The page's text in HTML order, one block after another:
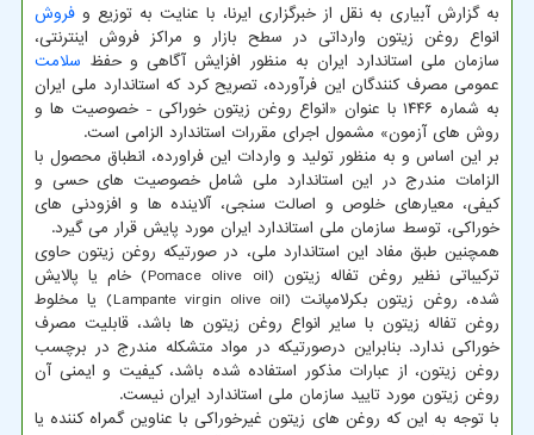
به گزارش آبیاری به نقل از خبرگزاری ایرنا، با عنایت به توزیع و فروش
انواع روغن زیتون وارداتی در سطح بازار و مراکز فروش اینترنتی،
سازمان ملی استاندارد ایران به منظور افزایش آگاهی و حفظ سلامت
عمومی مصرف کنندگان این فرآورده، تصریح کرد که استاندارد ملی ایران
به شماره ۱۴۴۶ با عنوان «انواع روغن زیتون خوراکی - خصوصیت ها و
روش های آزمون» مشمول اجرای مقررات استاندارد الزامی است.
بر این اساس و به منظور تولید و واردات این فراورده، انطباق محصول با
الزامات مندرج در این استاندارد ملی شامل خصوصیت های حسی و
کیفی، معیارهای خلوص و اصالت سنجی، آلاینده ها و افزودنی های
خوراکی، توسط سازمان ملی استاندارد ایران مورد پایش قرار می گیرد.
همچنین طبق مفاد این استاندارد ملی، در صورتیکه روغن زیتون حاوی
ترکیباتی نظیر روغن تفاله زیتون (Pomace olive oil) خام یا پالایش
شده، روغن زیتون بکرلامپانت (Lampante virgin olive oil) یا مخلوط
روغن تفاله زیتون با سایر انواع روغن زیتون ها باشد، قابلیت مصرف
خوراکی ندارد. بنابراین درصورتیکه در مواد متشکله مندرج در برچسب
روغن زیتون، از عبارات مذکور استفاده شده باشد، کیفیت و ایمنی آن
روغن زیتون مورد تایید سازمان ملی استاندارد ایران نیست.
با توجه به این که روغن های زیتون غیرخوراکی با عناوین گمراه کننده یا